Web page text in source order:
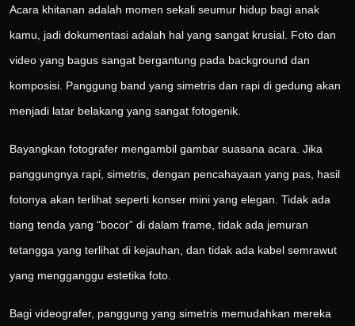
Acara khitanan adalah momen sekali seumur hidup bagi anak
kamu, jadi dokumentasi adalah hal yang sangat krusial. Foto dan
video yang bagus sangat bergantung pada background dan
komposisi. Panggung band yang simetris dan rapi di gedung akan
menjadi latar belakang yang sangat fotogenik.
Bayangkan fotografer mengambil gambar suasana acara. Jika
panggungnya rapi, simetris, dengan pencahayaan yang pas, hasil
fotonya akan terlihat seperti konser mini yang elegan. Tidak ada
tiang tenda yang “bocor” di dalam frame, tidak ada jemuran
tetangga yang terlihat di kejauhan, dan tidak ada kabel semrawut
yang mengganggu estetika foto.
Bagi videografer, panggung yang simetris memudahkan mereka